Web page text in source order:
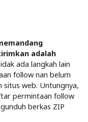
adalah
ada langkah lain
follow nan belum
situs web. Untungnya,
permintaan follow
berkas ZIP